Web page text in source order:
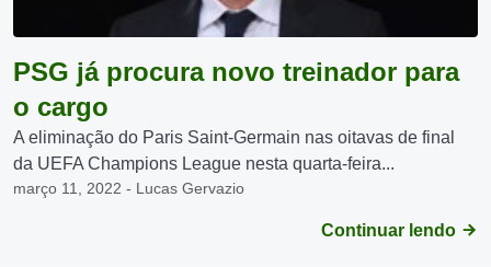
PSG já procura novo treinador para
o cargo
A eliminação do Paris Saint-Germain nas oitavas de final
da UEFA Champions League nesta quarta-feira...
março 11, 2022 - Lucas Gervazio
Continuar lendo